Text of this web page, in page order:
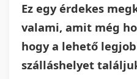
Ez egy érdekes
valami, amit még
hogy a lehető
szálláshelyet